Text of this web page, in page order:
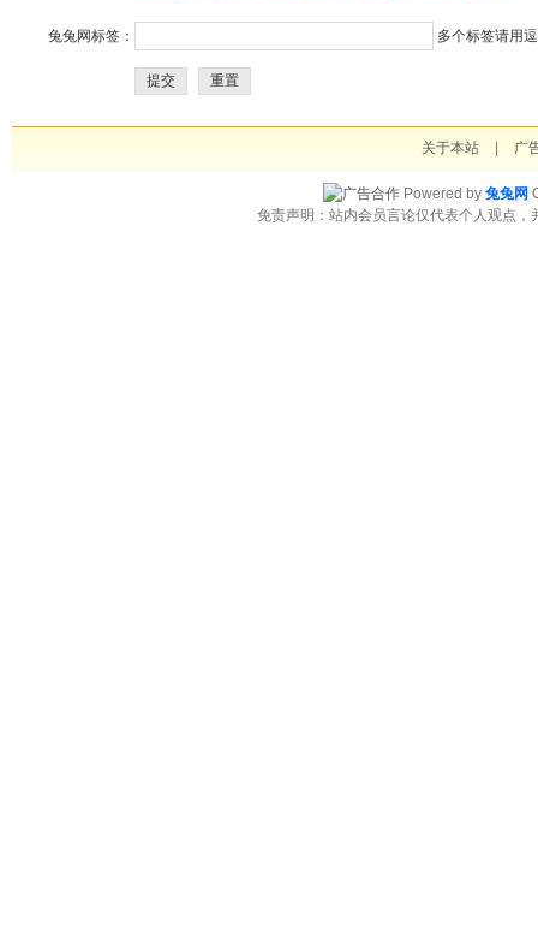
兔兔网标签： 多个标签请用
提交 重置
关于本站 广
Powered by 兔兔网
免责声明：站内会员言论仅代表个人观点